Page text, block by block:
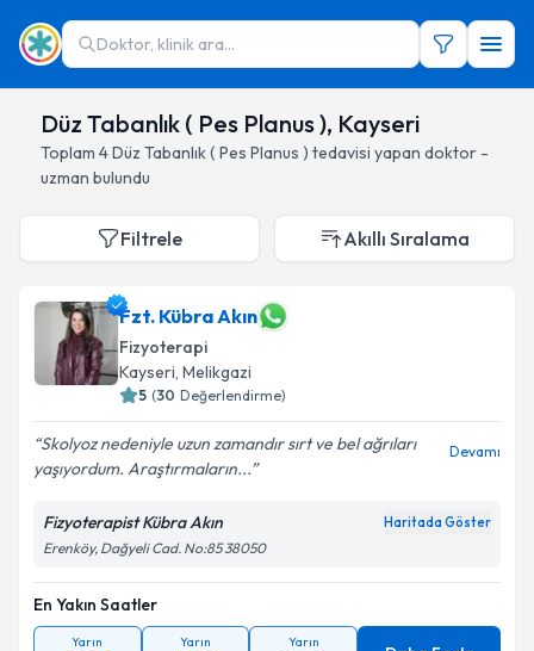
Doktor, klinik ara...
Düz Tabanlık ( Pes Planus ), Kayseri
Toplam 4Düz Tabanlık ( Pes Planus ) tedavisi yapan doktor -
uzman bulundu
Filtrele Akıllı Sıralama
Fzt. Kübra Akın
Fizyoterapi
Kayseri, Melikgazi
5 (30 Değerlendirme)
Skolyoz nedeniyle uzun zamandır sırt ve bel ağrıları
yaşıyordum. Araştırmaların...
Devamı
Fizyoterapist Kübra Akın Haritada Göster
Erenköy, Dağyeli Cad. No:85 38050
En Yakın Saatler
Yarın Yarın Yarın